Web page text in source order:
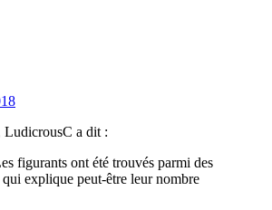
LudicrousC a dit :
figurants ont été trouvés parmi des
explique peut-être leur nombre